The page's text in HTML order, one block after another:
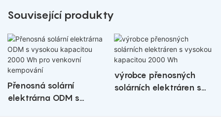
Související produkty
Přenosná solární
elektrárna ODM s
výrobce přenosných
solárních elektráren s